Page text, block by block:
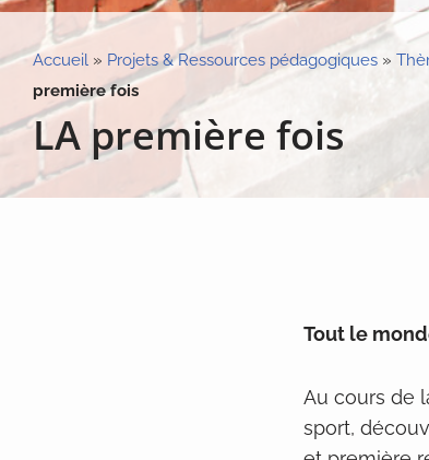
Accueil » Projets & Ressources pédagogiques »
première fois
LA première fois
Tout le
Au cours de
sport,